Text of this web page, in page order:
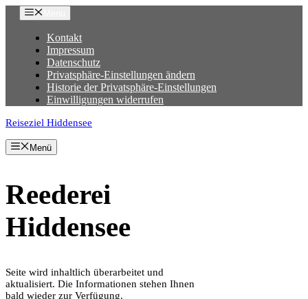
Zum
Inhalt
springen
Kontakt
Impressum
Datenschutz
Privatsphäre-Einstellungen ändern
Historie der Privatsphäre-Einstellungen
Einwilligungen widerrufen
Reiseziel Hiddensee
Menü
Reederei
Hiddensee
Seite wird inhaltlich überarbeitet und
aktualisiert. Die Informationen stehen Ihnen
bald wieder zur Verfügung.